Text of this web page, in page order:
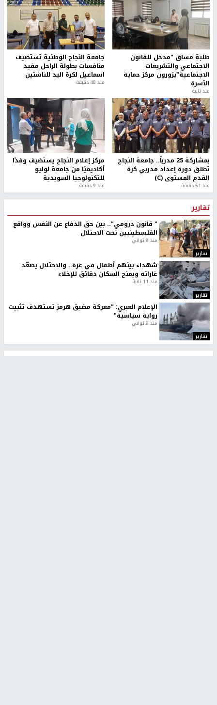
طلبة مساق "مدخل للقانون
الاجتماعي والتشريعات
الاجتماعية"يزورون مركز حماية
الأسرة
منذ ثانية
جامعة النجاح الوطنية تستضيف
منافسات بطولة الراحل مفيد
اسماعيل لكرة اليد للناشئين
منذ 48 دقيقة
بمشاركة 25 مدرباً.. جامعة النجاح
تطلق دورة إعداد مدربي كرة
القدم المستوى (C)
منذ 51 دقيقة
مركز إعلام النجاح يستضيف وفدًا
أكاديميًا من جامعة لوليو
للتكنولوجيا السويدية
منذ 9 دقيقة
تقارير
تقارير
" قانون درومي".. بين حق الدفاع عن النفس وواقع
الفلسطينيين تحت الاحتلال
منذ 8 ثواني
تقارير
شهداء بينهم أطفال في غزة.. والاحتلال يصعّد
غاراته ويمنح السكان دقائق للإخلاء
منذ 11 ثانية
تقارير
الإعلام العبري: "معركة مضيق هرمز تستهدف تثبيت
رواية سياسية"
منذ 9 ثواني